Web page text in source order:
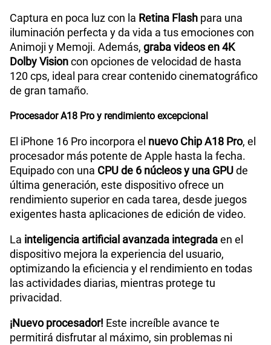
Captura en poca luz con la Retina Flash para una
iluminación perfecta y da vida a tus emociones con
Animoji y Memoji. Además, graba videos en 4K
Dolby Visioncon opciones de velocidad de hasta
120 cps, ideal para crear contenido cinematográfico
de gran tamaño.
Procesador A18 Pro y rendimiento excepcional
El iPhone 16 Pro incorpora el nuevo Chip A18 Pro, el
procesador más potente de Apple hasta la fecha.
Equipado con una CPU de 6 núcleos y una GPUde
última generación, este dispositivo ofrece un
rendimiento superior en cada tarea, desde juegos
exigentes hasta aplicaciones de edición de video.
La inteligencia artificial avanzada integradaen el
dispositivo mejora la experiencia del usuario,
optimizando la eficiencia y el rendimiento en todas
las actividades diarias, mientras protege tu
privacidad.
¡Nuevo procesador! Este increíble avance te
permitirá disfrutar al máximo, sin problemas ni